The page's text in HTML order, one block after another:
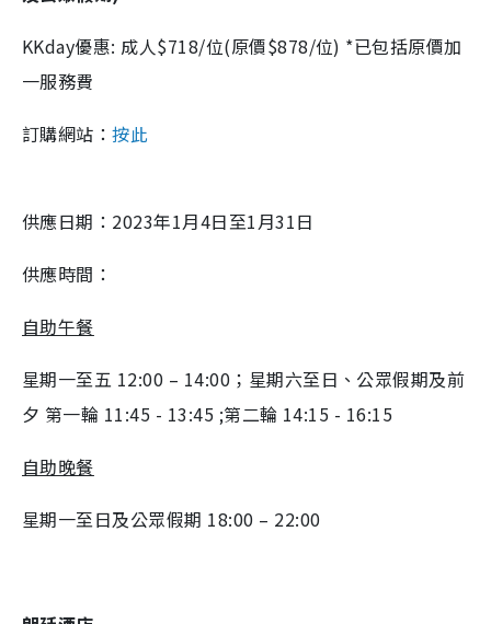
KKday優惠: 成人$718/位(原價$878/位) *已包括原價加
一服務費
訂購網站：按此
供應日期：2023年1月4日至1月31日
供應時間：
自助午餐
星期一至五 12:00 – 14:00；星期六至日、公眾假期及前
夕 第一輪 11:45 - 13:45 ;第二輪 14:15 - 16:15
自助晚餐
星期一至日及公眾假期 18:00 – 22:00